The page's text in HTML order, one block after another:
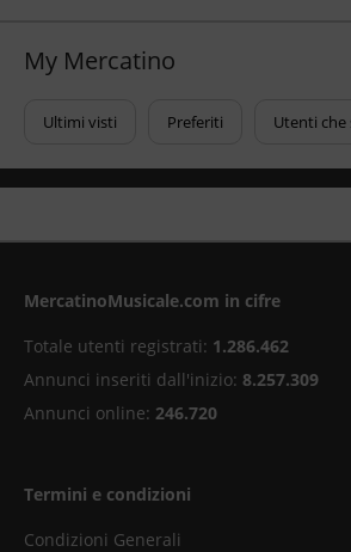
My Mercatino
Ultimi visti Preferiti Utenti che
MercatinoMusicale.com in cifre
Totale utenti registrati: 1.286.462
Annunci inseriti dall'inizio: 8.257.309
Annunci online: 246.720
Termini e condizioni
Condizioni Generali